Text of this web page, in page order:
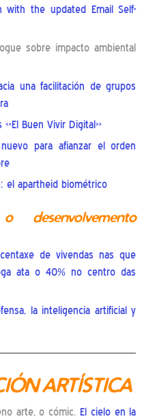
with the updated Email Self-
sobre impacto ambiental
una facilitación de grupos
«El Buen Vivir Digital»
para afianzar el orden
el apartheid biométrico
desenvolvemento
de vivendas nas que
ata o 40% no centro das
la inteligencia artificial y
ARTÍSTICA
arte, o cómic. El cielo en la